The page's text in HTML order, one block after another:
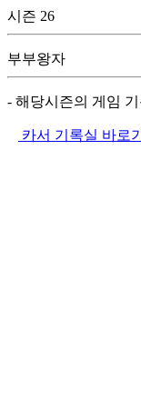
시즌 26
부부왕자
- 해당시즌의 게임
카서 기록실 바로